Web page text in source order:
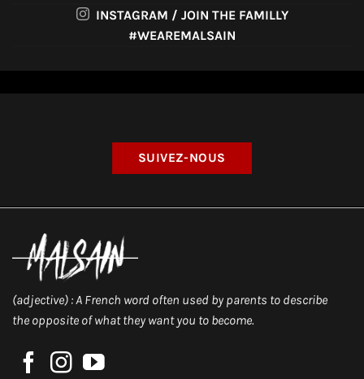
INSTAGRAM / JOIN THE FAMILLY
#WEAREMALSAIN
SUIVEZ-NOUS
(adjective) : A French word often used by parents to describe
the opposite of what they want you to become.